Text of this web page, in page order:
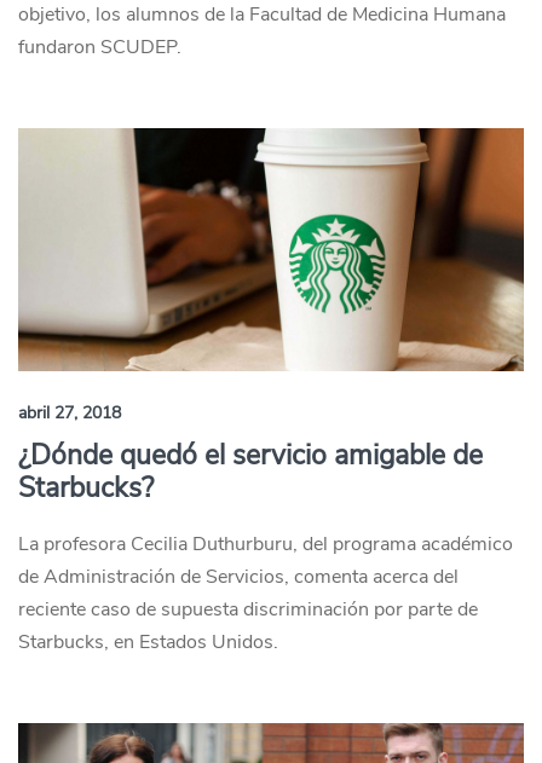
objetivo, los alumnos de la Facultad de Medicina Humana
fundaron SCUDEP.
abril 27, 2018
¿Dónde quedó el servicio amigable de
Starbucks?
La profesora Cecilia Duthurburu, del programa académico
de Administración de Servicios, comenta acerca del
reciente caso de supuesta discriminación por parte de
Starbucks, en Estados Unidos.